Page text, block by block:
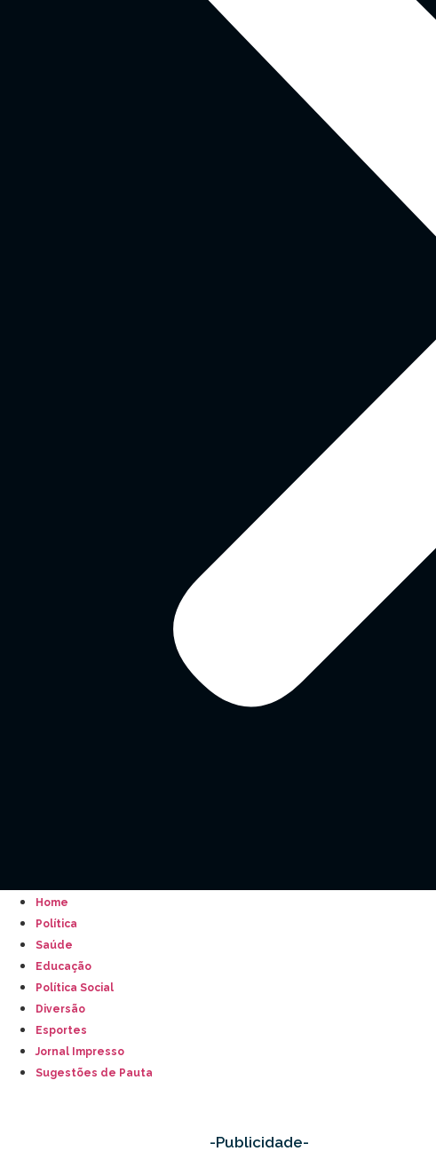
Home
Política
Saúde
Educação
Política Social
Diversão
Esportes
Jornal Impresso
Sugestões de Pauta
-Publicidade-